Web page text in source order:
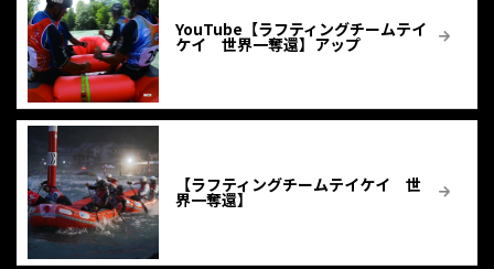
YouTube【ラフティングチームテイ
ケイ 世界一奪還】アップ
【ラフティングチームテイケイ 世
界一奪還】